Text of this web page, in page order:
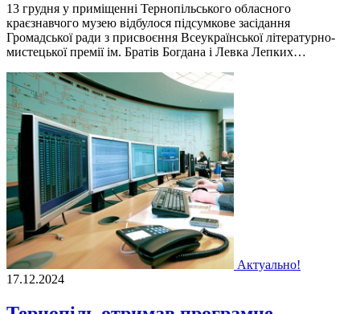
13 грудня у приміщенні Тернопільського обласного
краєзнавчого музею відбулося підсумкове засідання
Громадської ради з присвоєння Всеукраїнської літературно-
мистецької премії ім. Братів Богдана і Левка Лепких…
Актуально!
17.12.2024